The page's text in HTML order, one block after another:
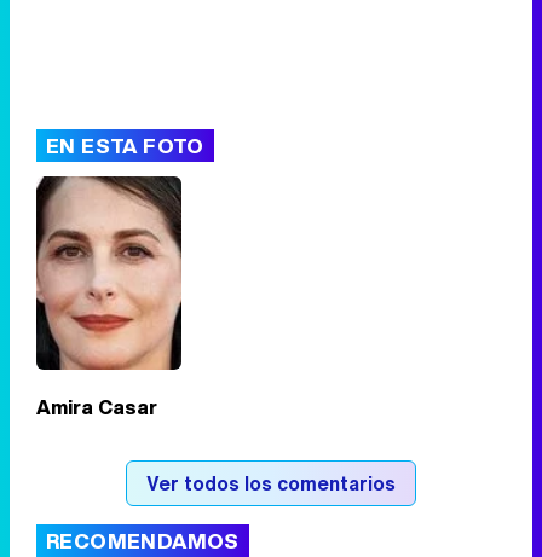
EN ESTA FOTO
Amira Casar
Ver todos los comentarios
RECOMENDAMOS